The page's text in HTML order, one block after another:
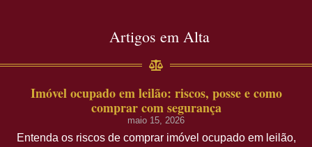
Artigos em Alta
Imóvel ocupado em leilão: riscos, posse e como
comprar com segurança
maio 15, 2026
Entenda os riscos de comprar imóvel ocupado em leilão,